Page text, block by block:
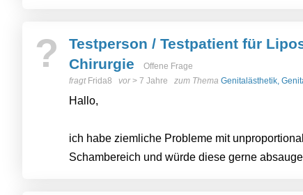
?
Testperson / Testpatient für
Chirurgie
Offene Frage
fragt Frida8 vor> 7 Jahre zum Thema Genitalästhetik,
Hallo,
ich habe ziemliche Probleme mit
Schambereich und würde diese gerne